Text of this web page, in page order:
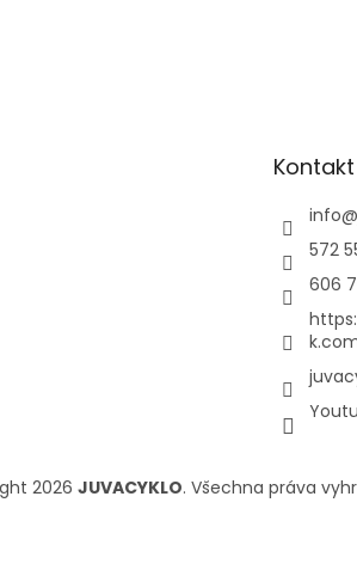
Kontakt
info@
572
606
2026 JUVACYKLO. Všechna práva